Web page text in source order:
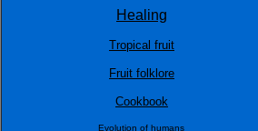
Healing
Tropical fruit
Fruit folklore
Cookbook
Evolution of humans